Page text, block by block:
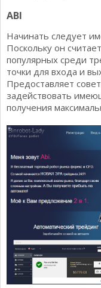
ABI
Начинать следует
Поскольку он
популярных среди
точки для входа и
Предоставляет
задействовать
получения